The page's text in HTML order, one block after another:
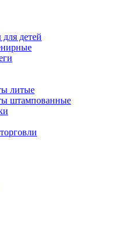
детей
литые
штампованные